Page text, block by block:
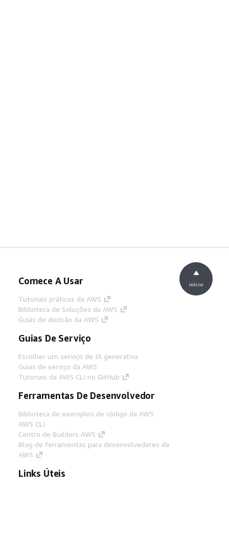
Comece A Usar
Tutoriais práticos da AWS
Biblioteca de Soluções da AWS
Guias de decisão da AWS
Guias De Serviço
Escolher um serviço de IA generativa
Guias de serviço da AWS
Tutoriais da AWS CLI no GitHub
Ferramentas De Desenvolvedor
Biblioteca de exemplos de código da AWS
AWS CLI
Centro de Builders AWS
Blog de ferramentas para desenvolvedores da
AWS
Links Úteis
início